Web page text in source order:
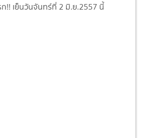
!! เย็นวันจันทร์ที่ 2 มิ.ย.2557 นี้